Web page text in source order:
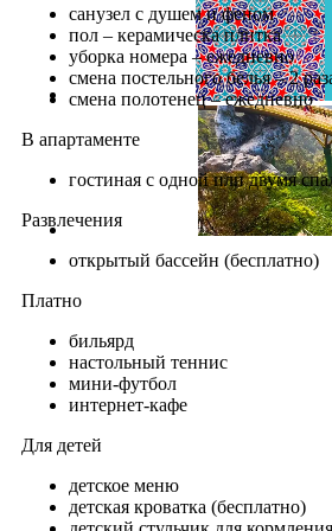
санузел с душем и феном
пол – керамическа плитка
уборка номера – ежедневно
смена постельного белья – 2
смена полотенец – ежедневно
В апартаменте
гостиная с одной или двумя
Развлечения
открытый бассейн (бесплатно)
Платно
бильярд
настольный теннис
мини-футбол
интернет-кафе
Для детей
детское меню
детская кроватка (бесплатно)